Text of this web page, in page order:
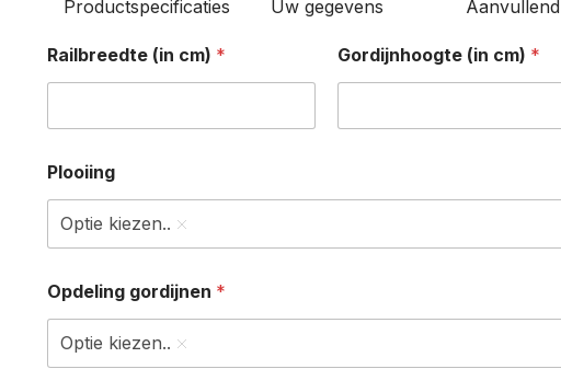
Productspecificaties Uw gegevens Aanvullend
Railbreedte (in cm) * Gordijnhoogte (in cm) *
Plooiing
Optie kiezen..
Opdeling gordijnen *
Optie kiezen..